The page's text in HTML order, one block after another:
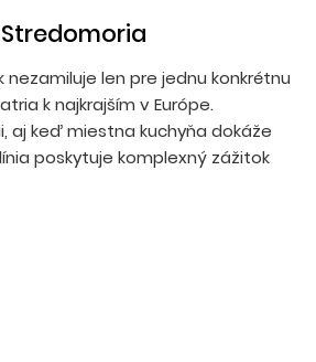
len pre jednu konkrétnu
k najkrajším v Európe.
aj keď miestna kuchyňa dokáže
poskytuje komplexný zážitok